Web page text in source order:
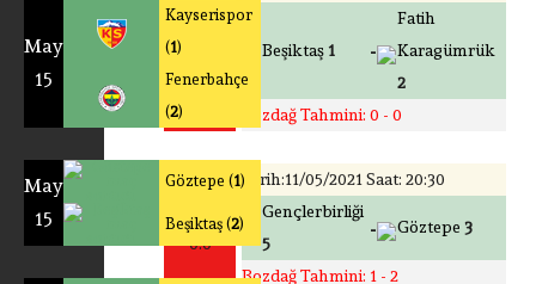
Beşiktaş1 -
Fatih
Karagümrük
2
Bozdağ Tahmini: 0 - 0
0.0
Tarih:11/05/2021 Saat: 20:30
Gençlerbirliği
5
- Göztepe 3
Bozdağ Tahmini: 1 - 2
May
15
Kayserispor
(1)
Fenerbahçe
(2)
May
15
Göztepe (1)
Beşiktaş (2)